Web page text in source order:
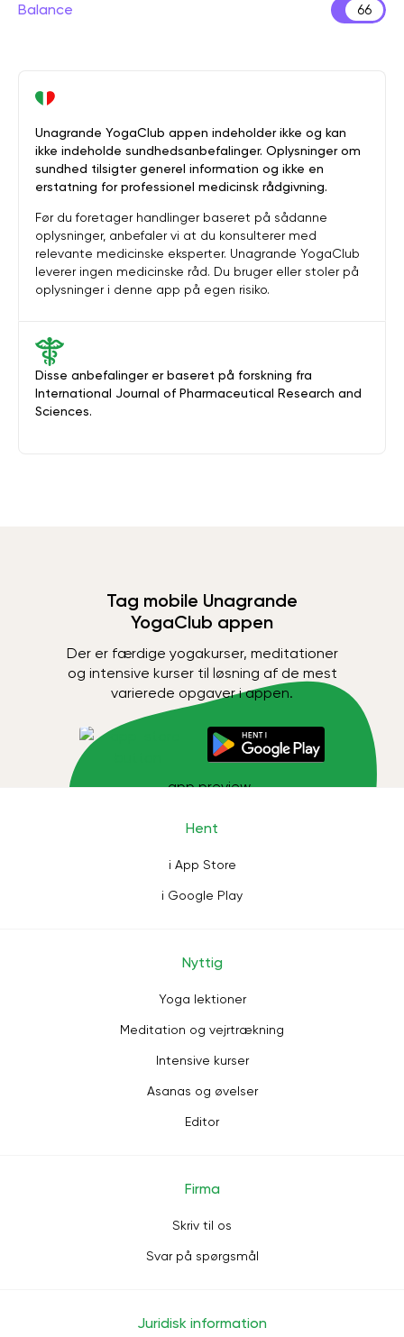
Balance 66
Disse anbefalinger er baseret på forskning fra
International Journal of Pharmaceutical Research and
Sciences.
Unagrande YogaClub appen indeholder ikke og kan
ikke indeholde sundhedsanbefalinger. Oplysninger om
sundhed tilsigter generel information og ikke en
erstatning for professionel medicinsk rådgivning.
Før du foretager handlinger baseret på sådanne
oplysninger, anbefaler vi at du konsulterer med
relevante medicinske eksperter. Unagrande YogaClub
leverer ingen medicinske råd. Du bruger eller stoler på
oplysninger i denne app på egen risiko.
Tag mobile Unagrande
YogaClub appen
Der er færdige yogakurser, meditationer
og intensive kurser til løsning af de mest
varierede opgaver i appen.
Hent
i App Store
i Google Play
Nyttig
Yoga lektioner
Meditation og vejrtrækning
Intensive kurser
Asanas og øvelser
Editor
Firma
Skriv til os
Svar på spørgsmål
Juridisk information